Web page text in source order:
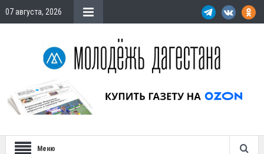
07 августа, 2026
Меню